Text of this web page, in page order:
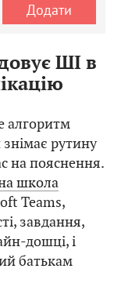
Додати
ШІ в
алгоритм
рутину
на пояснення.
школа
Teams,
завдання,
дошці, і
батькам